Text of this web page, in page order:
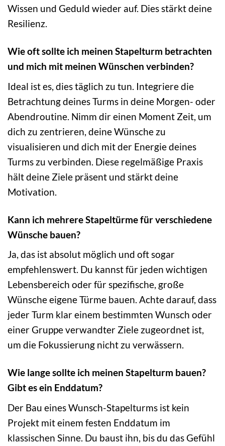
Wissen und Geduld wieder auf. Dies stärkt deine
Resilienz.
Wie oft sollte ich meinen Stapelturm betrachten
und mich mit meinen Wünschen verbinden?
Ideal ist es, dies täglich zu tun. Integriere die
Betrachtung deines Turms in deine Morgen- oder
Abendroutine. Nimm dir einen Moment Zeit, um
dich zu zentrieren, deine Wünsche zu
visualisieren und dich mit der Energie deines
Turms zu verbinden. Diese regelmäßige Praxis
hält deine Ziele präsent und stärkt deine
Motivation.
Kann ich mehrere Stapeltürme für verschiedene
Wünsche bauen?
Ja, das ist absolut möglich und oft sogar
empfehlenswert. Du kannst für jeden wichtigen
Lebensbereich oder für spezifische, große
Wünsche eigene Türme bauen. Achte darauf, dass
jeder Turm klar einem bestimmten Wunsch oder
einer Gruppe verwandter Ziele zugeordnet ist,
um die Fokussierung nicht zu verwässern.
Wie lange sollte ich meinen Stapelturm bauen?
Gibt es ein Enddatum?
Der Bau eines Wunsch-Stapelturms ist kein
Projekt mit einem festen Enddatum im
klassischen Sinne. Du baust ihn, bis du das Gefühl